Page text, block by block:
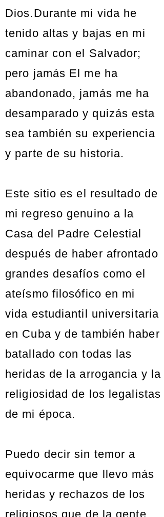
Dios.Durante mi vida he
tenido altas y bajas en mi
caminar con el Salvador;
pero jamás El me ha
abandonado, jamás me ha
desamparado y quizás esta
sea también su experiencia
y parte de su historia.
Este sitio es el resultado de
mi regreso genuino a la
Casa del Padre Celestial
después de haber afrontado
grandes desafíos como el
ateísmo filosófico en mi
vida estudiantil universitaria
en Cuba y de también haber
batallado con todas las
heridas de la arrogancia y la
religiosidad de los legalistas
de mi época.
Puedo decir sin temor a
equivocarme que llevo más
heridas y rechazos de los
religiosos que de la gente